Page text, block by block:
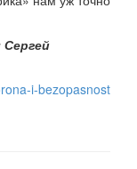
i-bezopasnost